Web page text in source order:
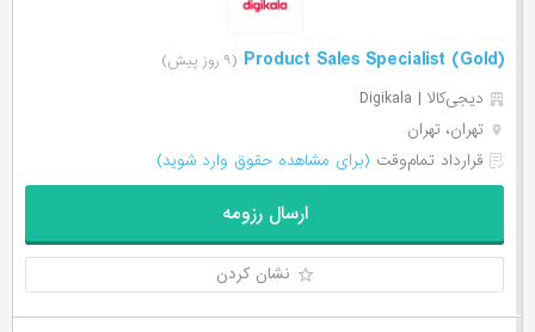
Product Sales Specialist (Gold) (۹ روز پیش)
دیجی‌‌کالا | Digikala
تهران، تهران
قرارداد تمام‌وقت (برای مشاهده حقوق وارد شوید)
ارسال رزومه
نشان کردن